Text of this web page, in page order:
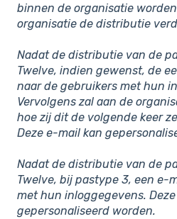
binnen de organisatie
organisatie de distributie
Nadat de distributie van de
Twelve, indien gewenst, de
naar de gebruikers met hun
Vervolgens zal aan de
hoe zij dit de volgende keer
Deze e-mail kan
Nadat de distributie van de
Twelve, bij pastype 3, een e-
met hun inloggegevens.
gepersonaliseerd worden.